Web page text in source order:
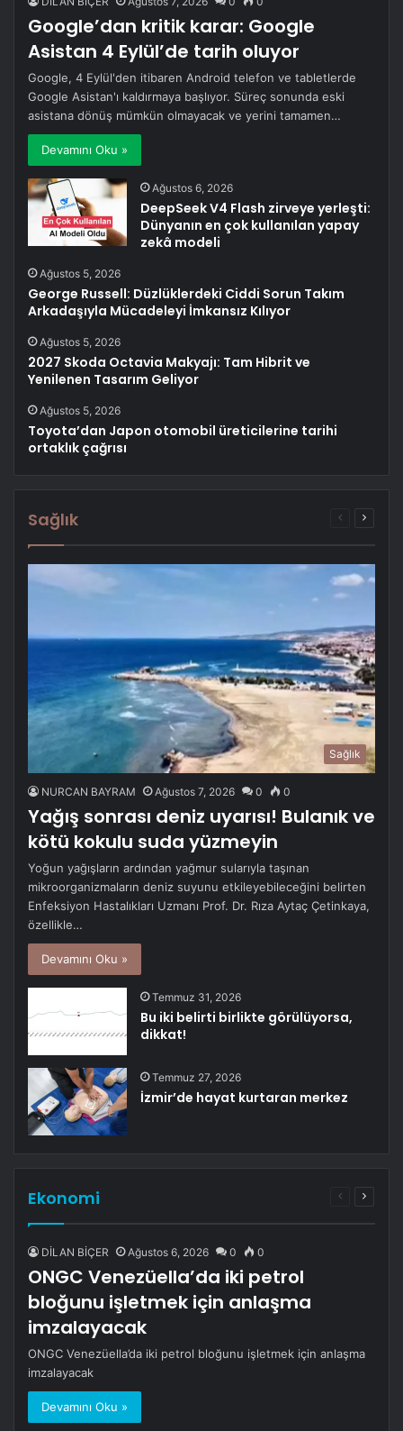
Google’dan kritik karar: Google
Asistan 4 Eylül’de tarih oluyor
Google, 4 Eylül'den itibaren Android telefon ve tabletlerde
Google Asistan'ı kaldırmaya başlıyor. Süreç sonunda eski
asistana dönüş mümkün olmayacak ve yerini tamamen…
Devamını Oku »
Ağustos 6, 2026
DeepSeek V4 Flash zirveye yerleşti:
Dünyanın en çok kullanılan yapay
zekâ modeli
Ağustos 5, 2026
George Russell: Düzlüklerdeki Ciddi Sorun Takım
Arkadaşıyla Mücadeleyi İmkansız Kılıyor
Ağustos 5, 2026
2027 Skoda Octavia Makyajı: Tam Hibrit ve
Yenilenen Tasarım Geliyor
Ağustos 5, 2026
Toyota’dan Japon otomobil üreticilerine tarihi
ortaklık çağrısı
Sağlık
ÖncekiSonraki
Sağlık
NURCAN BAYRAM Ağustos 7, 2026 0 0
Yağış sonrası deniz uyarısı! Bulanık ve
kötü kokulu suda yüzmeyin
Yoğun yağışların ardından yağmur sularıyla taşınan
mikroorganizmaların deniz suyunu etkileyebileceğini belirten
Enfeksiyon Hastalıkları Uzmanı Prof. Dr. Rıza Aytaç Çetinkaya,
özellikle…
Devamını Oku »
Temmuz 31, 2026
Bu iki belirti birlikte görülüyorsa,
dikkat!
Temmuz 27, 2026
İzmir’de hayat kurtaran merkez
Ekonomi
ÖncekiSonraki
DİLAN BİÇER Ağustos 6, 2026 0 0
ONGC Venezüella’da iki petrol
bloğunu işletmek için anlaşma
imzalayacak
ONGC Venezüella’da iki petrol bloğunu işletmek için anlaşma
imzalayacak
Devamını Oku »